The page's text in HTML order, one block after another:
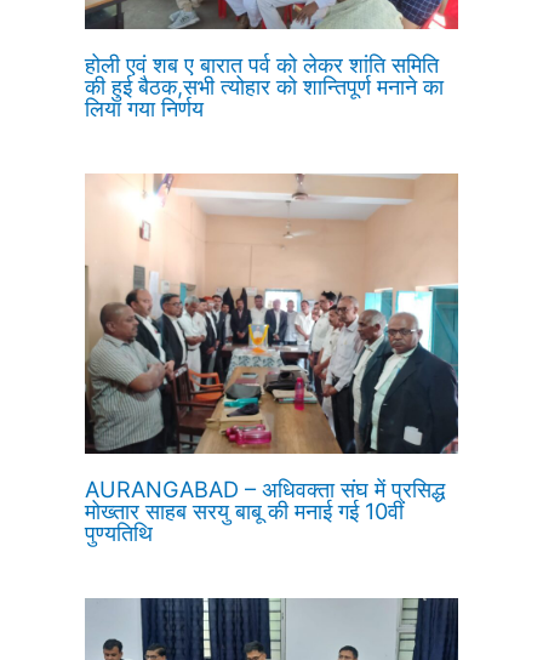
होली एवं शब ए बारात पर्व को लेकर शांति समिति
की हुई बैठक,सभी त्योहार को शान्तिपूर्ण मनाने का
लिया गया निर्णय
AURANGABAD – अधिवक्ता संघ में प्रसिद्ध
मोख्तार साहब सरयु बाबू की मनाई गई 10वीं
पुण्यतिथि